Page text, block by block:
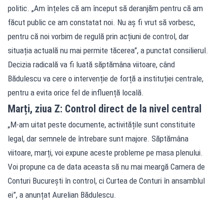
politic. „Am înțeles că am început să deranjăm pentru că am
făcut public ce am constatat noi. Nu aș fi vrut să vorbesc,
pentru că noi vorbim de regulă prin acțiuni de control, dar
situația actuală nu mai permite tăcerea”, a punctat consilierul.
Decizia radicală va fi luată săptămâna viitoare, când
Bădulescu va cere o intervenție de forță a instituției centrale,
pentru a evita orice fel de influență locală.
Marți, ziua Z: Control direct de la nivel central
„M-am uitat peste documente, activitățile sunt constituite
legal, dar semnele de întrebare sunt majore. Săptămâna
viitoare, marți, voi expune aceste probleme pe masa plenului.
Voi propune ca de data aceasta să nu mai meargă Camera de
Conturi București în control, ci Curtea de Conturi în ansamblul
ei”, a anunțat Aurelian Bădulescu.